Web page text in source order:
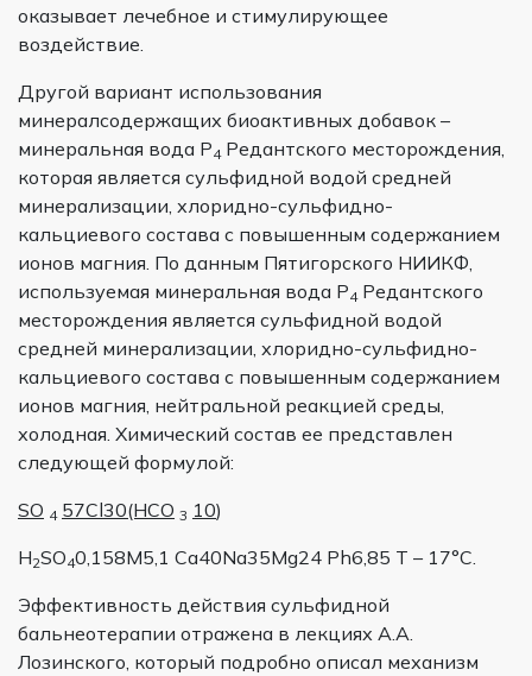
оказывает лечебное и стимулирующее
воздействие.
Другой вариант использования
минералсодержащих биоактивных добавок –
минеральная вода P4 Редантского месторождения,
которая является сульфидной водой средней
минерализации, хлоридно-сульфидно-
кальциевого состава с повышенным содержанием
ионов магния. По данным Пятигорского НИИКФ,
используемая минеральная вода P4 Редантского
месторождения является сульфидной водой
средней минерализации, хлоридно-сульфидно-
кальциевого состава с повышенным содержанием
ионов магния, нейтральной реакцией среды,
холодная. Химический состав ее представлен
следующей формулой:
SO 4 57Cl30(НСО 3 10)
H2SO40,158M5,1 Ca40Na35Mg24 Ph6,85 Т – 17°С.
Эффективность действия сульфидной
бальнеотерапии отражена в лекциях А.А.
Лозинского, который подробно описал механизм